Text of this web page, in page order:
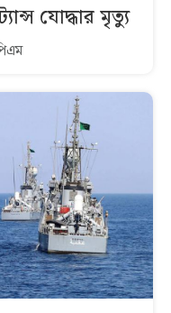
যোদ্ধার মৃত্যু